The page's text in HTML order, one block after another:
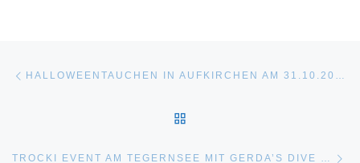
HALLOWEENTAUCHEN IN AUFKIRCHEN AM 31.10.2023
TROCKI EVENT AM TEGERNSEE MIT GERDA’S DIVE SHOP